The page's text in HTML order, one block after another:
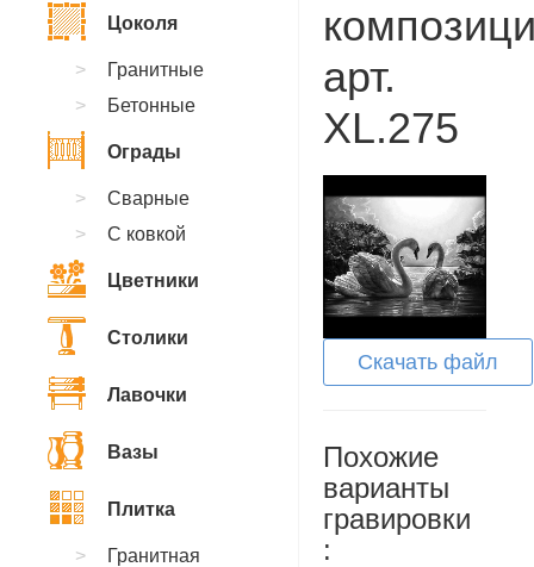
арт.
XL.275
Скачать файл
Похожие
варианты
гравировки
:
Цоколя
Гранитные
Бетонные
Ограды
Сварные
С ковкой
Цветники
Столики
Лавочки
Вазы
Плитка
Гранитная